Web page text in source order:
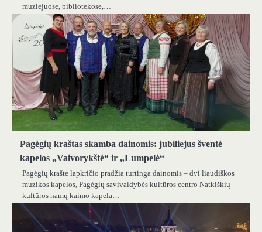
muziejuose, bibliotekose,…
Pagėgių kraštas skamba dainomis: jubiliejus šventė
kapelos „Vaivorykštė“ ir „Lumpelė“
Pagėgių krašte lapkričio pradžia turtinga dainomis – dvi liaudiškos
muzikos kapelos, Pagėgių savivaldybės kultūros centro Natkiškių
kultūros namų kaimo kapela…